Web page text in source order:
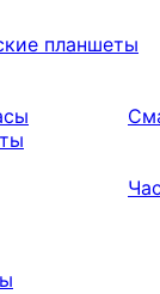
планшеты